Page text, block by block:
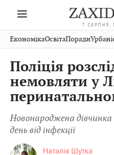
7 СЕРПНЯ,
Івано-
Франківськ
Тернопіль
Волинь
Закарпаття
Рівне
Чернівці
Шептицький
Стрий
Вінниця
ЕкономікаОсвітаПоради
Поліція
немовляти у
Новонароджена
день від інфекції
Наталія Шутка